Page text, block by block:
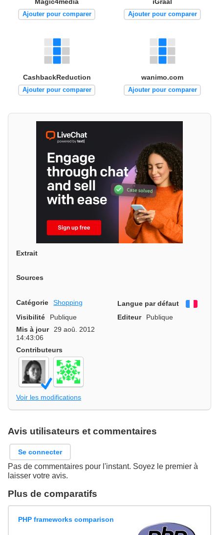
Ajouter pour comparer Ajouter pour comparer
CashbackReduction
Ajouter pour comparer
wanimo.com
Ajouter pour comparer
Extrait
Sources
Catégorie Shopping Langue par défaut
Visibilité
Publique Editeur
Publique
Mis à jour
29 aoû. 2012
14:43:06
Contributeurs
Voir les modifications
Avis utilisateurs et commentaires
Se connecter
Pas de commentaires pour l'instant. Soyez le premier à
laisser votre avis.
Plus de comparatifs
PHP frameworks comparison